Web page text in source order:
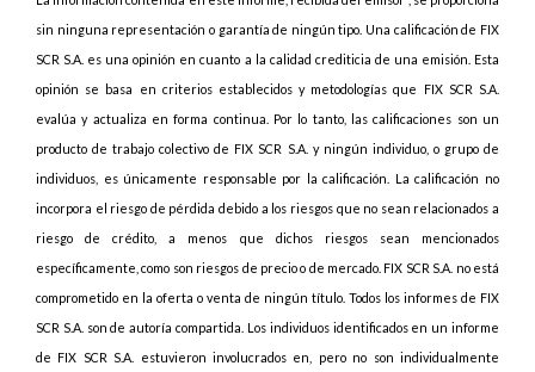
sin ninguna representación o garantía de ningún tipo. Una calificación de FIX
SCR S.A. es una opinión en cuanto a la calidad crediticia de una emisión. Esta
opinión se basa en criterios establecidos y metodologías que FIX SCR S.A.
evalúa y actualiza en forma continua. Por lo tanto, las calificaciones son un
producto de trabajo colectivo de FIX SCR S.A. y ningún individuo, o grupo de
individuos, es únicamente responsable por la calificación. La calificación no
incorpora el riesgo de pérdida debido a los riesgos que no sean relacionados a
riesgo de crédito, a menos que dichos riesgos sean mencionados
específicamente, como son riesgos de precio o de mercado. FIX SCR S.A. no está
comprometido en la oferta o venta de ningún título. Todos los informes de FIX
SCR S.A. son de autoría compartida. Los individuos identificados en un informe
de FIX SCR S.A. estuvieron involucrados en, pero no son individualmente